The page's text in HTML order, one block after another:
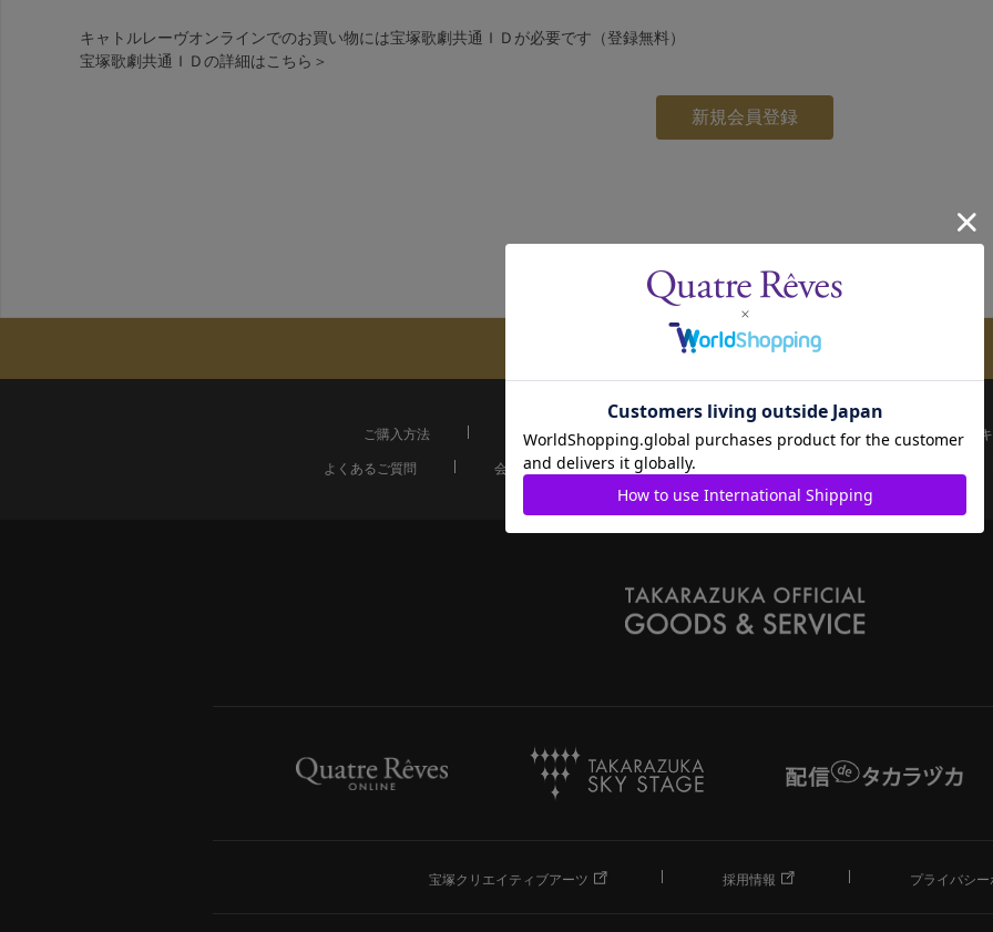
キャトルレーヴオンラインでのお買い物には宝塚歌劇共通ＩＤが必要です（登録無料）
宝塚歌劇共通ＩＤの詳細は こちら＞
メールマガジンのご案内
ご購入方法 配送について お支払い方法 決済について
よくあるご質問
会員ページ 宝塚歌劇共通ID新規会員登録
宝塚クリエイティブアーツ 採用情報 プライバシ